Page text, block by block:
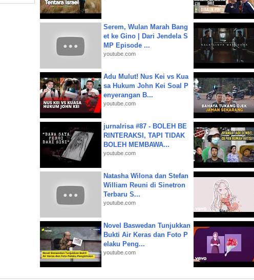
Serem, Wulan Marah Bang
et ke Gino | Dari Jendela S
MP Episode ...
youtube.com
Adu Mulut! Nus Kei vs Kua
sa Hukum John Kei Soal P
enyerangan B...
youtube.com
jurnalrisa #87 - BOLEH BE
RINTERAKSI, TAPI TIDAK
BOLEH MEMBAWA...
youtube.com
Natasha Wilona dan Stefan
William Reuni di Sinetron
Terbaru S...
youtube.com
Novel Baswedan Tunjukkan
Bukti Air Keras dan Foto P
elaku Peng...
youtube.com